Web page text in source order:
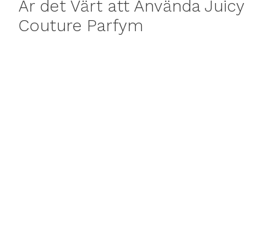
Är det Värt att Använda Juicy
Couture Parfym